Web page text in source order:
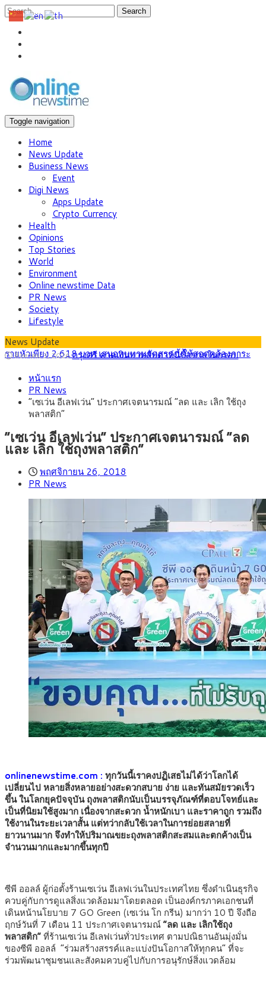
Search
Toggle navigation
Home
News Update
Business News
Event
Digi News
Apps Update
Crypto Currency
Health
Opinions
Top Stories
World
Environment
Online newstime Data
PR News
Society
Lifestyle
News Update
สิงหาคม 3, 2026 กรุงศรี คาดเงินบาทสัปดาห์นี้ซื้อขายในกรอบ
เดินหน้า 5 ยุทธศาสตร์ รื้อโครงสร้างเศรษฐกิจ ดันไทยโตเต็ม
ศักยภาพ
กรกฎาคม 27, 2026
ติดลายการ์ตูน กรมศุลกากร เตือนผู้ปกครองเฝ้าระวัง หลังยึดล็อต
ใหญ่จากเยอรมนี
กรกฎาคม 27, 2026
2569) ซื้อขายในกรอบ 33.40-34.00 มองเฟดคงดอกเบี้ย
สิงหาคม 5, 2026 ครม.ไฟเขียวหลักการ ร่าง พ.ร.ฎ. เปิดทาง รฟม.เดิน
หน้ารถไฟฟ้าสงขลา โมโนเรล 12.54 กม. เชื่อมเมืองหาดใหญ่
สิงหาคม 4, 2026
รายหัวเพียง 2,618 บาท เสนอทบทวนจัดสรรงบให้สอดคล้องภาระ
งานจริง
หน้าแรก
PR News
“เซเว่น อีเลฟเว่น” ประกาศเจตนารมณ์ “ลด และ เลิก ใช้ถุง
พลาสติก”
“เซเว่น อีเลฟเว่น” ประกาศเจตนารมณ์ “ลด
และ เลิก ใช้ถุงพลาสติก”
พฤศจิกายน 26, 2018
PR News
onlinenewstime.com : ทุกวันนี้เราคงปฏิเสธไม่ได้ว่าโลกได้
เปลี่ยนไป หลายสิ่งหลายอย่างสะดวกสบาย ง่าย และทันสมัยรวดเร็ว
ขึ้น ในโลกยุคปัจจุบัน ถุงพลาสติกนับเป็นบรรจุภัณฑ์ที่ตอบโจทย์และ
เป็นที่นิยมใช้สูงมาก เนื่องจากสะดวก น้ำหนักเบา และราคาถูก รวมถึง
ใช้งานในระยะเวลาสั้น แต่ทว่ากลับใช้เวลาในการย่อยสลายที่
ยาวนานมาก จึงทำให้ปริมาณขยะถุงพลาสติกสะสมและตกค้างเป็น
จำนวนมากและมากขึ้นทุกปี
ซีพี ออลล์ ผู้ก่อตั้งร้านเซเว่น อีเลฟเว่นในประเทศไทย ซึ่งดำเนินธุรกิจ
ควบคู่กับการดูแลสิ่งแวดล้อมมาโดยตลอด เป็นองค์กรภาคเอกชนที่
เดินหน้านโยบาย 7 GO Green (เซเว่น โก กรีน) มากว่า 10 ปี จึงถือ
ฤกษ์วันที่ 7 เดือน 11 ประกาศเจตนารมณ์“ลด และ เลิกใช้ถุง
พลาสติก”ที่ร้านเซเว่น อีเลฟเว่นทั่วประเทศ ตามปณิธานอันมุ่งมั่น
ของซีพี ออลล์ “ร่วมสร้างสรรค์และแบ่งปันโอกาสให้ทุกคน”ที่จะ
ร่วมพัฒนาชุมชนและสังคมควบคู่ไปกับการอนุรักษ์สิ่งแวดล้อม